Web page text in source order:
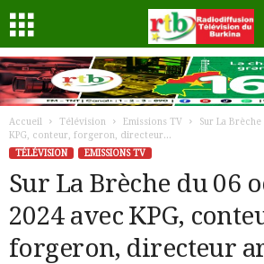
Accueil Télévision Emissions TV
Sur La
KPG, conteur, forgeron, directeur...
TÉLÉVISION
EMISSIONS TV
Sur La Brèche du 06
2024 avec KPG,
forgeron, directeur